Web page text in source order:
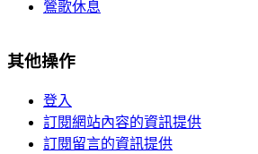
鶯歌休息
其他操作
登入
訂閱網站內容的資訊提供
訂閱留言的資訊提供